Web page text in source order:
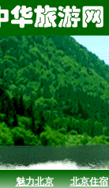
魅力北京 北京住宿